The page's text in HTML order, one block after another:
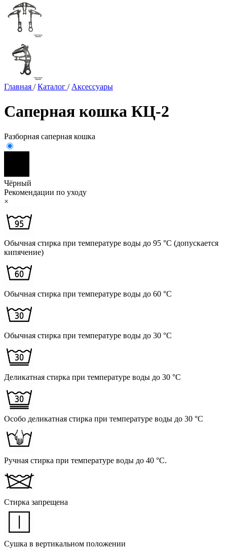
Главная / Каталог / Аксессуары
Саперная кошка КЦ-2
Разборная саперная кошка
Чёрный
Рекомендации по уходу
×
Обычная стирка при температуре воды до 95 °C (допускается
кипячение)
Обычная стирка при температуре воды до 60 °C
Обычная стирка при температуре воды до 30 °C
Деликатная стирка при температуре воды до 30 °C
Особо деликатная стирка при температуре воды до 30 °C
Ручная стирка при температуре воды до 40 °C.
Стирка запрещена
Сушка в вертикальном положении